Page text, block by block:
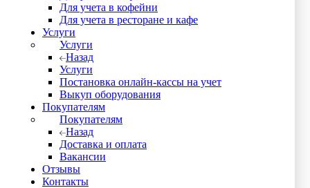
Для учета в кофейни
Для учета в ресторане и кафе
Услуги
Услуги
Назад
Услуги
Постановка онлайн-кассы на учет
Выкуп оборудования
Покупателям
Покупателям
Назад
Доставка и оплата
Вакансии
Отзывы
Контакты
Ведущий инженер по автоматизации
iiko это модульная программа, в
зависимости от набора функций
подбирается тариф и меняется состав
необходимого оборудования. С 2006 года
мы выработали систему и понимаем, какой
тип оборудования и программ необходим
для каждого вида бизнеса.